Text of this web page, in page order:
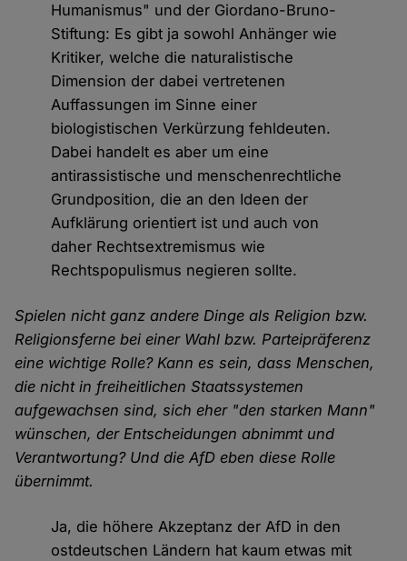
Humanismus" und der Giordano-Bruno-
Stiftung: Es gibt ja sowohl Anhänger wie
Kritiker, welche die naturalistische
Dimension der dabei vertretenen
Auffassungen im Sinne einer
biologistischen Verkürzung fehldeuten.
Dabei handelt es aber um eine
antirassistische und menschenrechtliche
Grundposition, die an den Ideen der
Aufklärung orientiert ist und auch von
daher Rechtsextremismus wie
Rechtspopulismus negieren sollte.
Spielen nicht ganz andere Dinge als Religion bzw.
Religionsferne bei einer Wahl bzw. Parteipräferenz
eine wichtige Rolle? Kann es sein, dass Menschen,
die nicht in freiheitlichen Staatssystemen
aufgewachsen sind, sich eher "den starken Mann"
wünschen, der Entscheidungen abnimmt und
Verantwortung? Und die AfD eben diese Rolle
übernimmt.
Ja, die höhere Akzeptanz der AfD in den
ostdeutschen Ländern hat kaum etwas mit